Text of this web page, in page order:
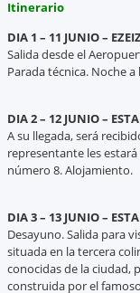
Itinerario
DIA 1 – 11 JUNIO –
Salida desde el
Parada técnica. Noche
DIA 2 – 12 JUNIO –
A su llegada, será
representante les
número 8. Alojamiento.
DIA 3 – 13 JUNIO –
Desayuno. Salida para
situada en la tercera
conocidas de la ciudad,
construida por el